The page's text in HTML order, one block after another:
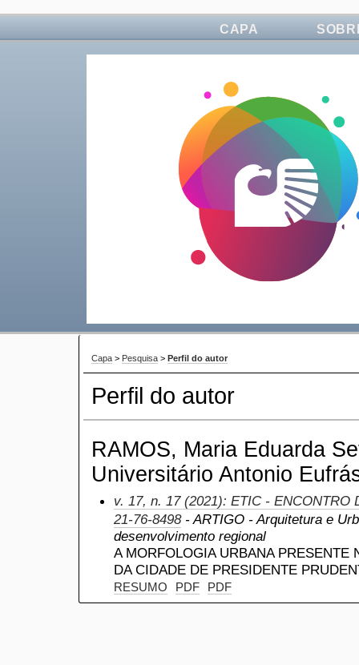
CAPA
Capa > Pesquisa > Perfil do autor
Perfil do autor
RAMOS, Maria Eduarda
Universitário Antonio
v. 17, n. 17 (2021): ETIC - ENCONTRO
21-76-8498- ARTIGO - Arquitetura e
desenvolvimento regional
A MORFOLOGIA URBANA PRESENTE
DA CIDADE DE PRESIDENTE
RESUMO PDF PDF